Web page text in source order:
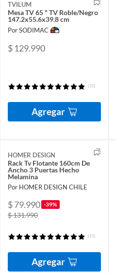
TVILUM
Mesa TV 65 " TV Roble/Negro
147.2x55.6x39.8 cm
Por SODIMAC
$ 129.990
(10)
Agregar
HOMER DESIGN
Rack Tv Flotante 160cm De
Ancho 3 Puertas Hecho
Melamina
Por HOMER DESIGN CHILE
$ 79.990 -39%
$ 131.990
(15)
Agregar